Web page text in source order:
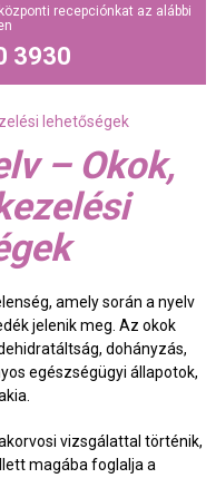
recepciónkat az alábbi
3930
lehetőségek
– Okok,
amely során a nyelv
jelenik meg. Az okok
dohányzás,
egészségügyi állapotok,
vizsgálattal történik,
magába foglalja a